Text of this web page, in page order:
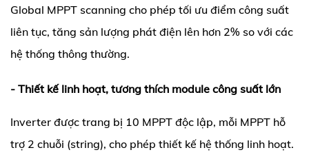
Global MPPT scanning cho phép tối ưu điểm công suất
liên tục, tăng sản lượng phát điện lên hơn 2% so với các
hệ thống thông thường.
- Thiết kế linh hoạt, tương thích module công suất lớn
Inverter được trang bị 10 MPPT độc lập, mỗi MPPT hỗ
trợ 2 chuỗi (string), cho phép thiết kế hệ thống linh hoạt.